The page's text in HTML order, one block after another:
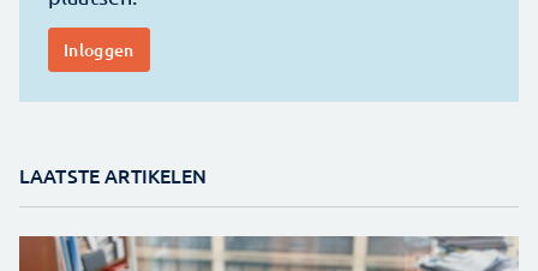
LAATSTE ARTIKELEN